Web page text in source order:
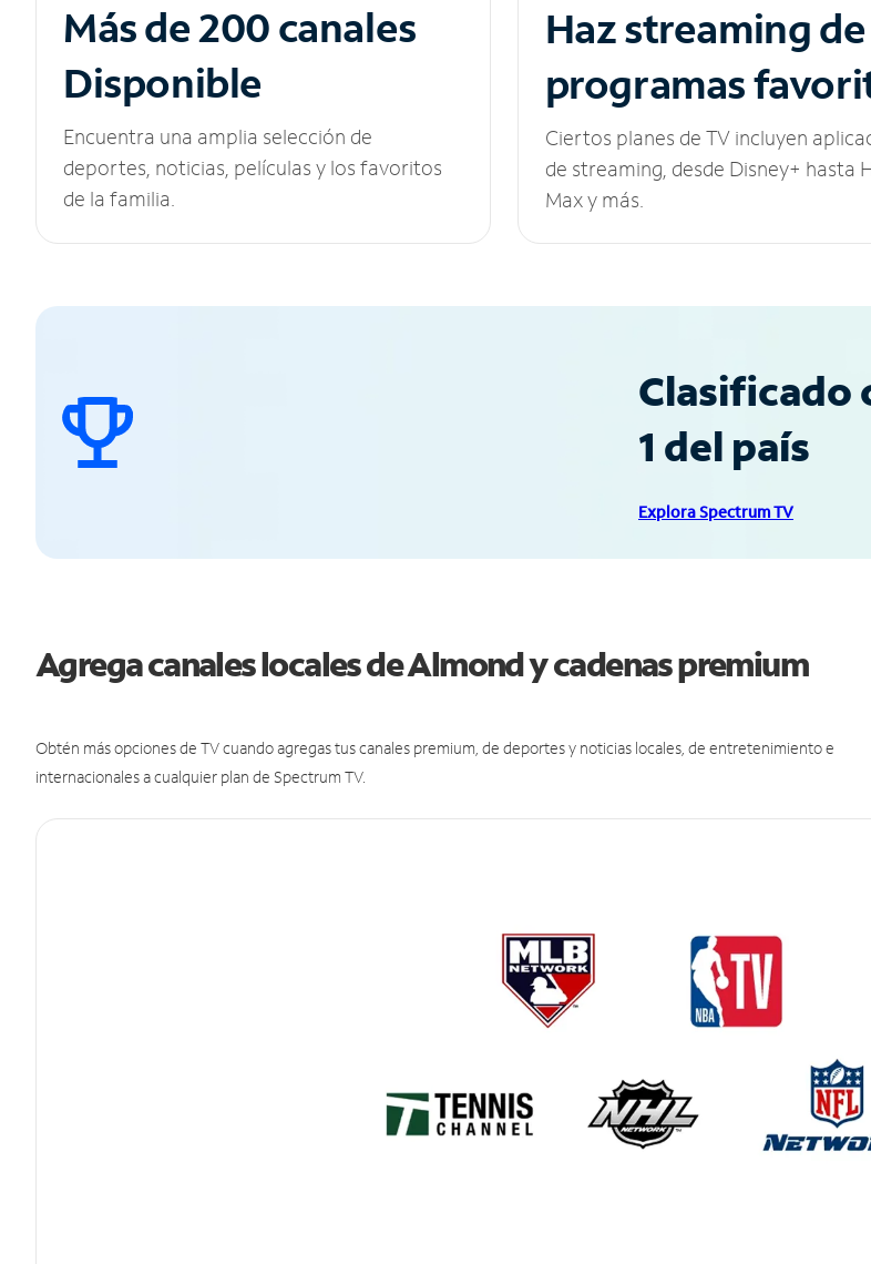
Más de 200 canales
Disponible
Encuentra una amplia selección de
deportes, noticias, películas y los favoritos
de la familia.
Haz streaming
programas
Ciertos planes de TV incluyen
de streaming, desde Disney+ hasta
Max y más.
Clasificado
1 del país
Explora Spectrum TV
Agrega canales locales de Almond y cadenas premium
Obtén más opciones de TV cuando agregas tus canales premium, de deportes y noticias locales, de entretenimiento e
internacionales a cualquier plan de Spectrum TV.